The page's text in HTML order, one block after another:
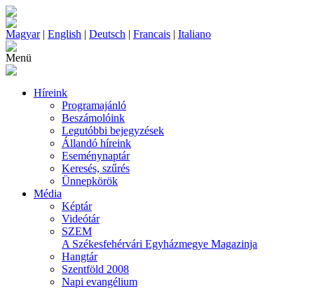
Magyar| English | Deutsch | Francais | Italiano
Menü
Híreink
Programajánló
Beszámolóink
Legutóbbi bejegyzések
Állandó híreink
Eseménynaptár
Keresés, szűrés
Ünnepkörök
Média
Képtár
Videótár
SZEM
A Székesfehérvári Egyházmegye Magazinja
Hangtár
Szentföld 2008
Napi evangélium